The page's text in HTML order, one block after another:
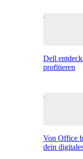
Dell
profitieren
Von Office
dein